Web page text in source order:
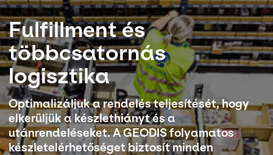
Válassza ki az országot és a nyelvet
Hungary - HU
Fulfillment és
többcsatornás
logisztika
Optimalizáljuk a rendelés teljesítését, hogy
elkerüljük a készlethiányt és a
utánrendeléseket. A GEODIS folyamatos
készletelérhetőséget biztosít minden